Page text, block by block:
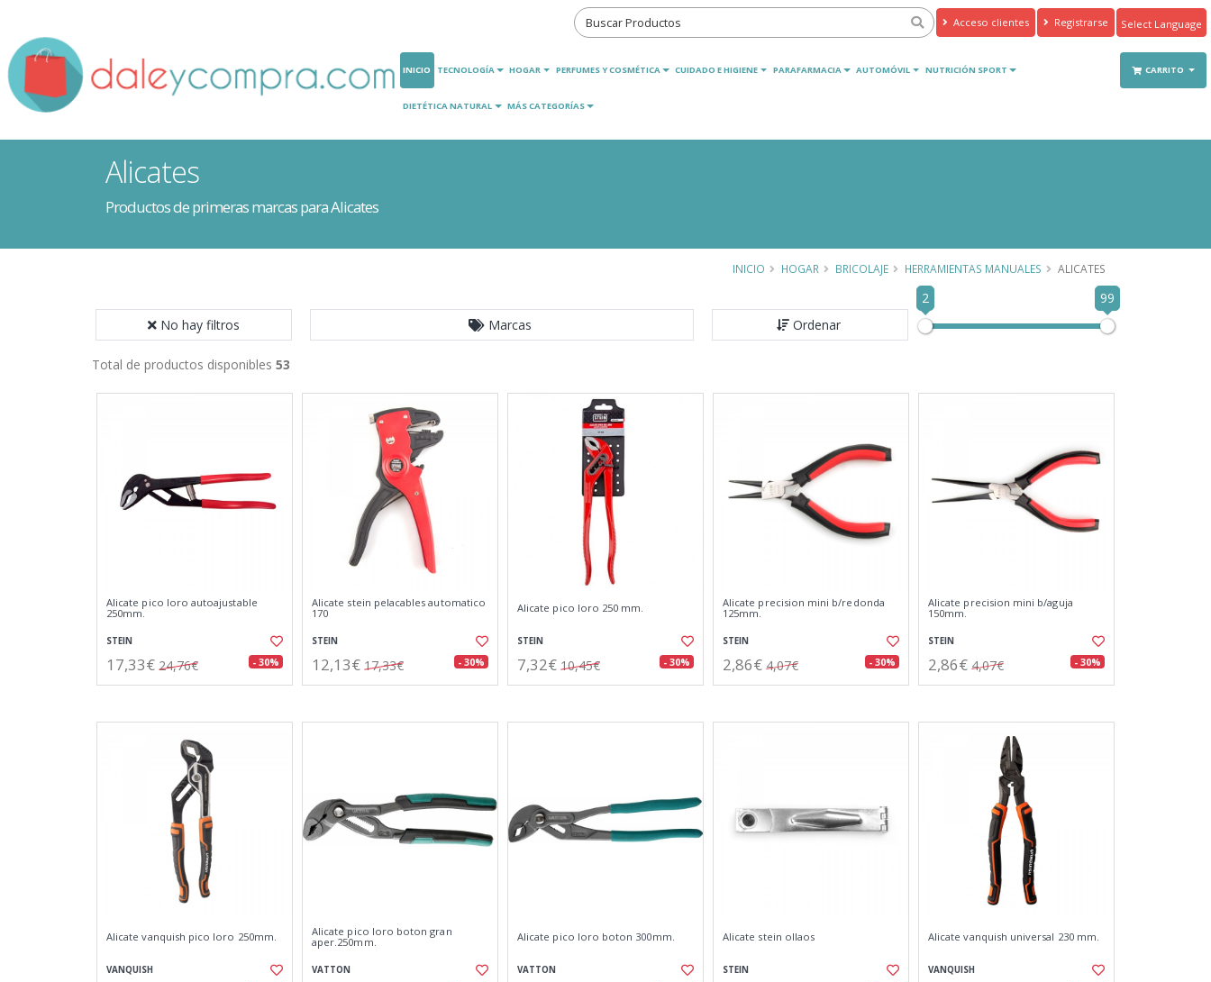
Acceso clientes Registrarse
Translate
INICIO TECNOLOGÍA HOGAR PERFUMES Y COSMÉTICA CUIDADO E HIGIENE PARAFARMACIA AUTOMÓVIL NUTRICIÓN SPORT
DIETÉTICA NATURAL MÁS CATEGORÍAS
CARRITO
Alicates
Productos de primeras marcas para Alicates
INICIO HOGAR BRICOLAJE HERRAMIENTAS MANUALES ALICATES
No hay filtros Marcas Ordenar
2 99
Total de productos disponibles 53
Alicate pico loro autoajustable
250mm.
STEIN
17,33€ 24,76€ - 30%
Alicate stein pelacables automatico
170
STEIN
12,13€ 17,33€ - 30%
Alicate pico loro 250 mm.
STEIN
7,32€ 10,45€ - 30%
Alicate precision mini b/redonda
125mm.
STEIN
2,86€ 4,07€ - 30%
Alicate precision mini b/aguja
150mm.
STEIN
2,86€ 4,07€ - 30%
Alicate vanquish pico loro 250mm.
VANQUISH
Alicate pico loro boton gran
aper.250mm.
VATTON
Alicate pico loro boton 300mm.
VATTON
Alicate stein ollaos
STEIN
Alicate vanquish universal 230 mm.
VANQUISH